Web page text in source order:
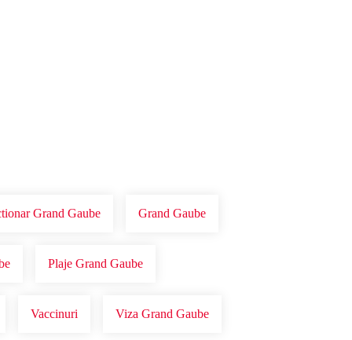
Grand Gaube Grand Gaube
Plaje Grand Gaube
Vaccinuri Viza Grand Gaube